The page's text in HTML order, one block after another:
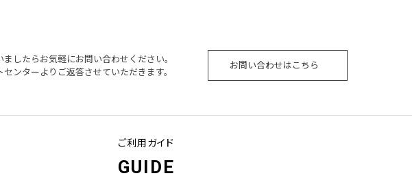
ましたらお気軽にお問い合わせください。
ンターよりご返答させていただきます。
お問い合わせはこちら
ご利用ガイド
GUIDE